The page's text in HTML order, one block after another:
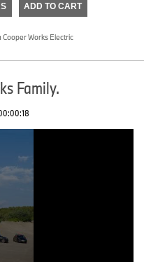
ADD TO CART
Cooper Works Electric
Family.